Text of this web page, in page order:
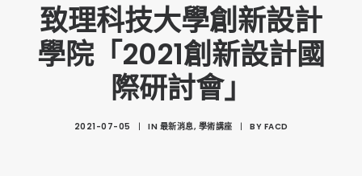
最新消息 NEWS
創藝院簡介
創意科技與藝術跨域學分學程
光點計畫智慧設計班
致理科技大學創新設計
學院「2021創新設計國
際研討會」
2021-07-05 | IN 最新消息, 學術講座 | BY FACD